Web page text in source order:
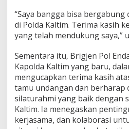
“Saya bangga bisa
di Polda Kaltim. Terima kasih
yang telah mendukung saya,”
Sementara itu, Brigjen Pol
Kapolda Kaltim yang baru,
mengucapkan terima kasih
tamu undangan dan berharap
silaturahmi yang baik dengan
Kaltim. Ia menegaskan
kerjasama, dan kolaborasi